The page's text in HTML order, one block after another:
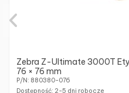
Zebra Z-Ultimate 3000T
76 × 76 mm
P/N: 880380-076
Dostępność: 2-5 dni robocze